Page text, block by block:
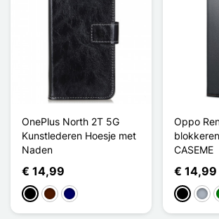
OnePlus North 2T 5G
Kunstlederen Hoesje met
Naden
€ 14,99
ZwartDonkerbruin
Marine Blauw
Oppo
CASEME
€ 14,99
ZwartGrijs